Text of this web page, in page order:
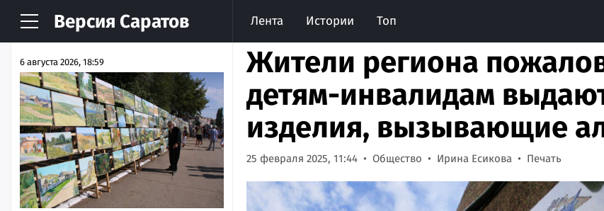
Версия Саратов Лента Истории Топ
НОВОСТИ АРХИВ
6 августа 2026, 18:59
Жители региона
детям-инвалидам
изделия, вызывающие
25 февраля 2025, 11:44 Общество Ирина Есикова Печать